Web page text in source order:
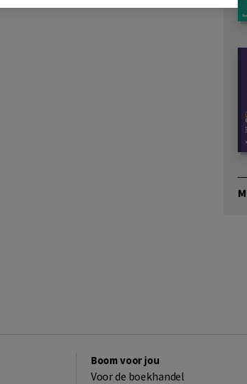
Boom voor jou
Voor de boekhandel